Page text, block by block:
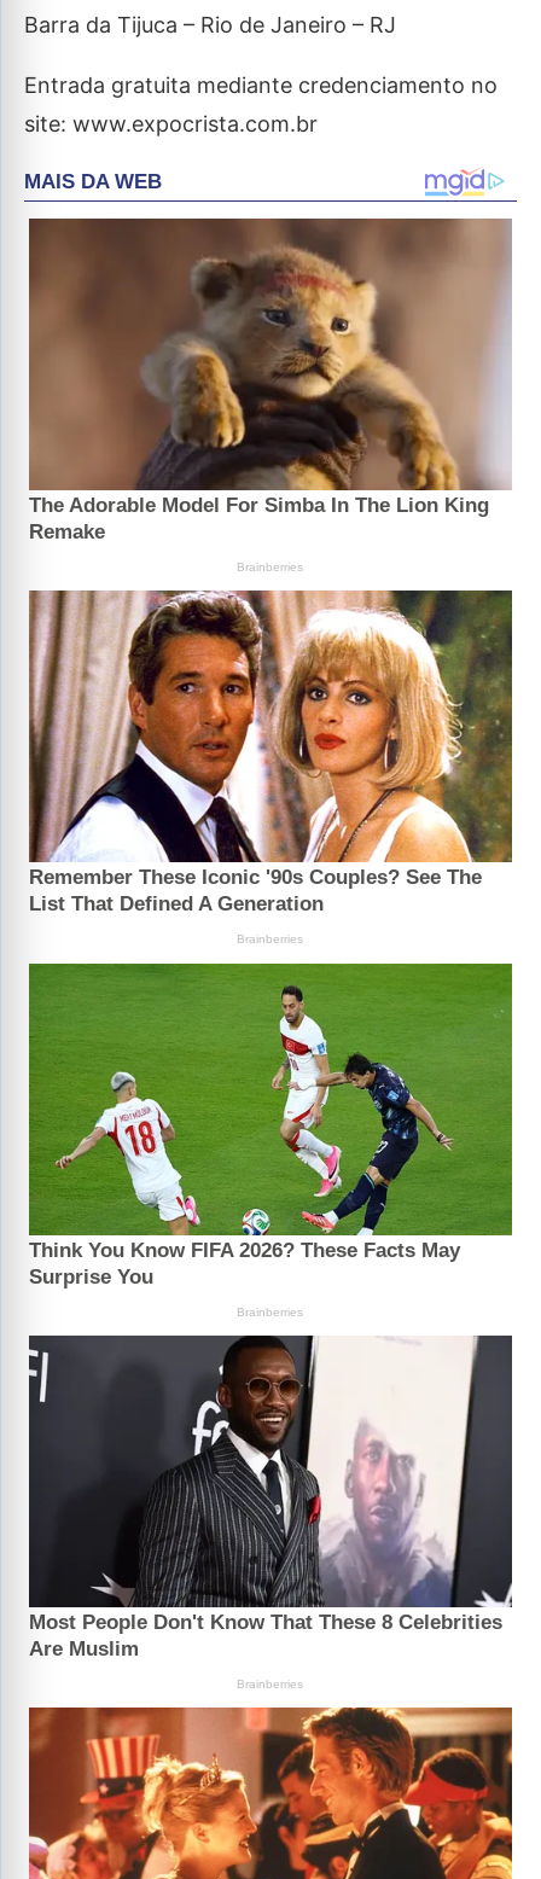
Barra da Tijuca – Rio de Janeiro – RJ
Entrada gratuita mediante credenciamento no
site: www.expocrista.com.br